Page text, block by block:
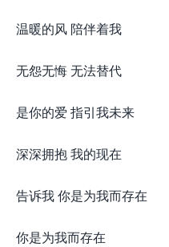
温暖的风 陪伴着我
无怨无悔 无法替代
是你的爱 指引我未来
深深拥抱 我的现在
告诉我 你是为我而存在
你是为我而存在